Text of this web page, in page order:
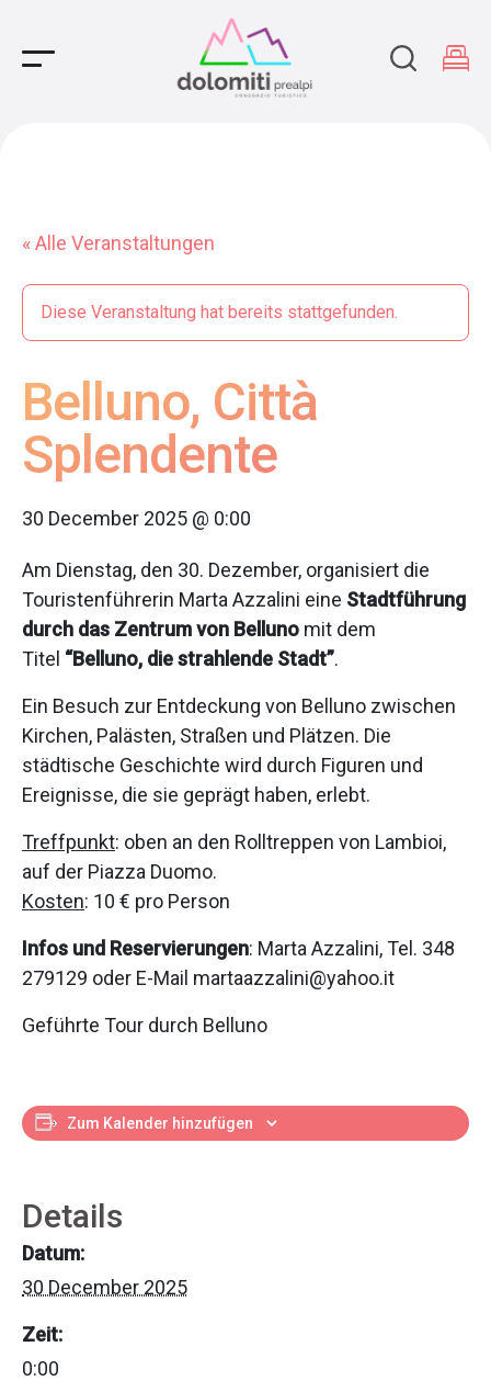
Main Navigation
« Alle Veranstaltungen
Diese Veranstaltung hat bereits stattgefunden.
Belluno, Città
Splendente
30 December 2025 @ 0:00
Am Dienstag, den 30. Dezember, organisiert die
Touristenführerin Marta Azzalini eine Stadtführung
durch das Zentrum von Belluno mit dem
Titel “Belluno, die strahlende Stadt”.
Ein Besuch zur Entdeckung von Belluno zwischen
Kirchen, Palästen, Straßen und Plätzen. Die
städtische Geschichte wird durch Figuren und
Ereignisse, die sie geprägt haben, erlebt.
Treffpunkt: oben an den Rolltreppen von Lambioi,
auf der Piazza Duomo.
Kosten: 10 € pro Person
Infos und Reservierungen: Marta Azzalini, Tel. 348
279129 oder E-Mail martaazzalini@yahoo.it
Geführte Tour durch Belluno
Zum Kalender hinzufügen
Details
Datum:
30 December 2025
Zeit:
0:00